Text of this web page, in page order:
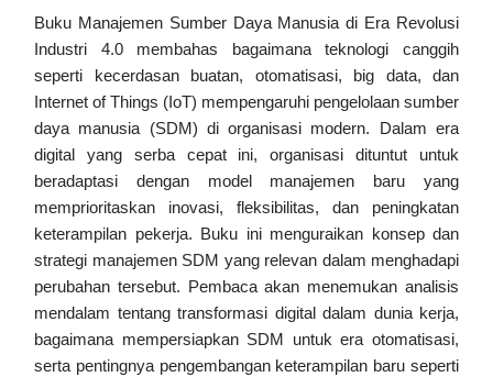
Buku Manajemen Sumber Daya Manusia di Era Revolusi
Industri 4.0 membahas bagaimana teknologi canggih
seperti kecerdasan buatan, otomatisasi, big data, dan
Internet of Things (IoT) mempengaruhi pengelolaan sumber
daya manusia (SDM) di organisasi modern. Dalam era
digital yang serba cepat ini, organisasi dituntut untuk
beradaptasi dengan model manajemen baru yang
memprioritaskan inovasi, fleksibilitas, dan peningkatan
keterampilan pekerja. Buku ini menguraikan konsep dan
strategi manajemen SDM yang relevan dalam menghadapi
perubahan tersebut. Pembaca akan menemukan analisis
mendalam tentang transformasi digital dalam dunia kerja,
bagaimana mempersiapkan SDM untuk era otomatisasi,
serta pentingnya pengembangan keterampilan baru seperti